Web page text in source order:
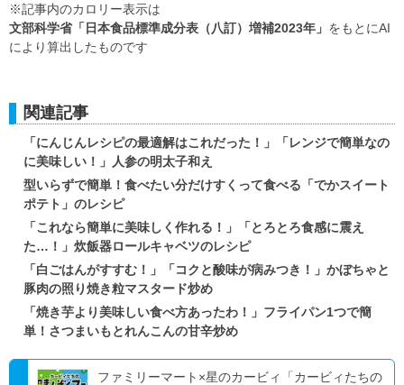
※記事内のカロリー表示は
文部科学省「日本食品標準成分表（八訂）増補2023年」 をもとにAI
により算出したものです
関連記事
「にんじんレシピの最適解はこれだった！」「レンジで簡単なの
に美味しい！」人参の明太子和え
型いらずで簡単！食べたい分だけすくって食べる「でかスイート
ポテト」のレシピ
「これなら簡単に美味しく作れる！」「とろとろ食感に震え
た…！」炊飯器ロールキャベツのレシピ
「白ごはんがすすむ！」「コクと酸味が病みつき！」かぼちゃと
豚肉の照り焼き粒マスタード炒め
「焼き芋より美味しい食べ方あったわ！」フライパン1つで簡
単！さつまいもとれんこんの甘辛炒め
ファミリーマート×星のカービィ「カービィたちの